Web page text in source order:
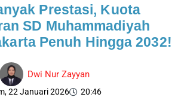
Prestasi, Kuota
SD Muhammadiyah
Penuh Hingga 2032!
Dwi Nur Zayyan
22 Januari 2026 20:46